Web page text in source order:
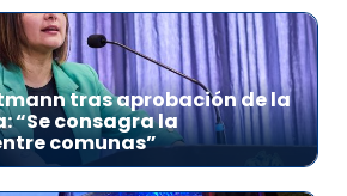
tras aprobación de la
“Se consagra la
comunas”